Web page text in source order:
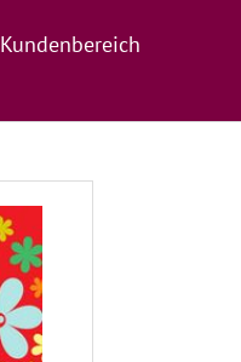
Kundenbereich